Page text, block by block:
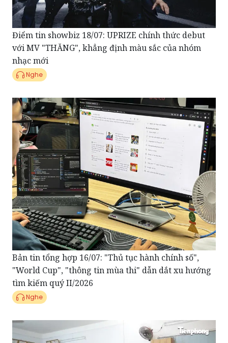
Điểm tin showbiz 18/07: UPRIZE chính thức debut
với MV "THĂNG", khẳng định màu sắc của nhóm
nhạc mới
Nghe
Bản tin tổng hợp 16/07: "Thủ tục hành chính số",
"World Cup", "thông tin mùa thi" dẫn dắt xu hướng
tìm kiếm quý II/2026
Nghe